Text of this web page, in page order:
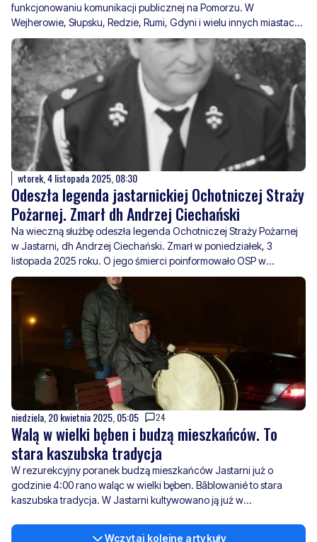
funkcjonowaniu komunikacji publicznej na Pomorzu. W
Wejherowie, Słupsku, Redzie, Rumi, Gdyni i wielu innych miastach
obowiązywać będą inne rozkłady jazdy. Dodatkowo procesje
mogą powodować czasowe u
wtorek, 4 listopada 2025, 08:30
Odeszła legenda jastarnickiej Ochotniczej Straży
Pożarnej. Zmarł dh Andrzej Ciechański
Na wieczną służbę odeszła legenda Ochotniczej Straży Pożarnej
w Jastarni, dh Andrzej Ciechański. Zmarł w poniedziałek, 3
listopada 2025 roku. O jego śmierci poinformowało OSP w
Jastarni.
niedziela, 20 kwietnia 2025, 05:05 24
Walą w wielki bęben i budzą mieszkańców. To
stara kaszubska tradycja
W rezurekcyjny poranek budzą mieszkańców Jastarni już o
godzinie 4:00 rano waląc w wielki bęben. Bãblowanié to stara
kaszubska tradycja. W Jastarni kultywowano ją już w
Wczytaj kolejne artykuły